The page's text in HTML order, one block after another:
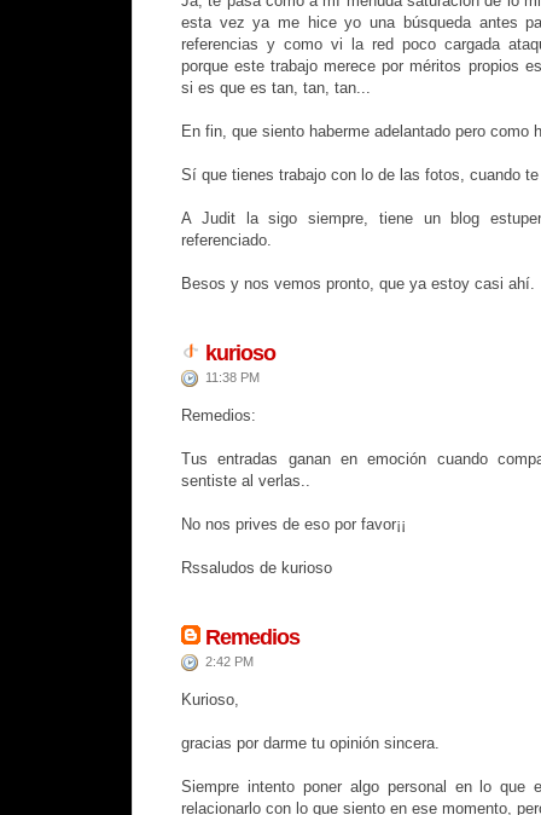
esta vez ya me hice yo una búsqueda antes
referencias y como vi la red poco cargada
porque este trabajo merece por méritos propios
si es que es tan, tan, tan...
En fin, que siento haberme adelantado pero como
Sí que tienes trabajo con lo de las fotos, cuando
A Judit la sigo siempre, tiene un blog
referenciado.
Besos y nos vemos pronto, que ya estoy casi ahí.
kurioso
11:38 PM
Remedios:
Tus entradas ganan en emoción cuando
sentiste al verlas..
No nos prives de eso por favor¡¡
Rssaludos de kurioso
Remedios
2:42 PM
Kurioso,
gracias por darme tu opinión sincera.
Siempre intento poner algo personal en lo que
relacionarlo con lo que siento en ese momento,